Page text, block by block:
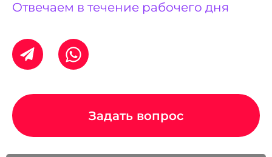
Задать вопрос
Отвечаем в течение рабочего дня